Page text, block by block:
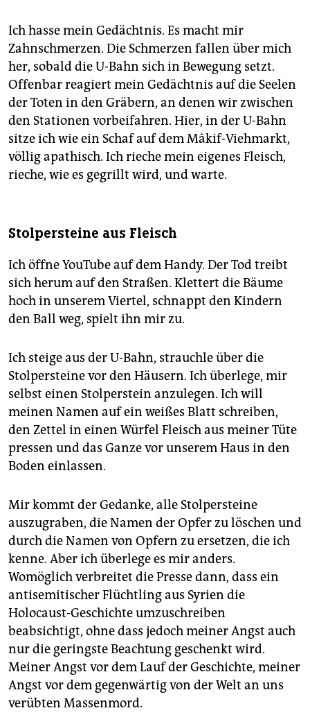
Ich hasse mein Gedächtnis. Es macht mir
Zahnschmerzen. Die Schmerzen fallen über mich
her, sobald die U-Bahn sich in Bewegung setzt.
Offenbar reagiert mein Gedächtnis auf die Seelen
der Toten in den Gräbern, an denen wir zwischen
den Stationen vorbeifahren. Hier, in der U-Bahn
sitze ich wie ein Schaf auf dem Mâkif-Viehmarkt,
völlig apathisch. Ich rieche mein eigenes Fleisch,
rieche, wie es gegrillt wird, und warte.
Stolpersteine aus Fleisch
Ich öffne YouTube auf dem Handy. Der Tod treibt
sich herum auf den Straßen. Klettert die Bäume
hoch in unserem Viertel, schnappt den Kindern
den Ball weg, spielt ihn mir zu.
Ich steige aus der U-Bahn, strauchle über die
Stolpersteine vor den Häusern. Ich überlege, mir
selbst einen Stolperstein anzulegen. Ich will
meinen Namen auf ein weißes Blatt schreiben,
den Zettel in einen Würfel Fleisch aus meiner Tüte
pressen und das Ganze vor unserem Haus in den
Boden einlassen.
Mir kommt der Gedanke, alle Stolpersteine
auszugraben, die Namen der Opfer zu löschen und
durch die Namen von Opfern zu ersetzen, die ich
kenne. Aber ich überlege es mir anders.
Womöglich verbreitet die Presse dann, dass ein
antisemitischer Flüchtling aus Syrien die
Holocaust-Geschichte umzuschreiben
beabsichtigt, ohne dass jedoch meiner Angst auch
nur die geringste Beachtung geschenkt wird.
Meiner Angst vor dem Lauf der Geschichte, meiner
Angst vor dem gegenwärtig von der Welt an uns
verübten Massenmord.